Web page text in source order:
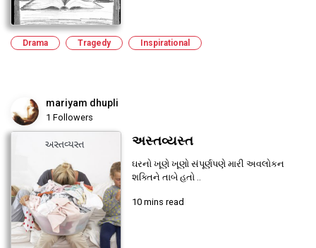
Drama Tragedy Inspirational
mariyam dhupli
1 Followers
અસ્તવ્યસ્ત
ઘરનો ખૂણે ખૂણો સંપૂર્ણપણે મારી અવલોકન
શક્તિને તાબે હતો ..
10 mins read